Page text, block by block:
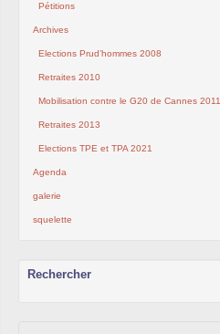
Pétitions
Archives
Elections Prud’hommes 2008
Retraites 2010
Mobilisation contre le G20 de Cannes 2011
Retraites 2013
Elections TPE et TPA 2021
Agenda
galerie
squelette
Rechercher